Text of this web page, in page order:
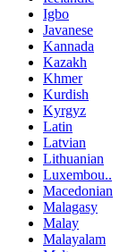
Igbo
Javanese
Kannada
Kazakh
Khmer
Kurdish
Kyrgyz
Latin
Latvian
Lithuanian
Luxembou..
Macedonian
Malagasy
Malay
Malayalam